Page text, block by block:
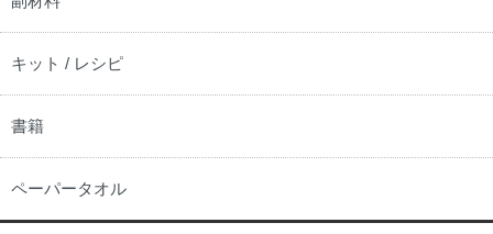
キット / レシピ
書籍
ペーパータオル